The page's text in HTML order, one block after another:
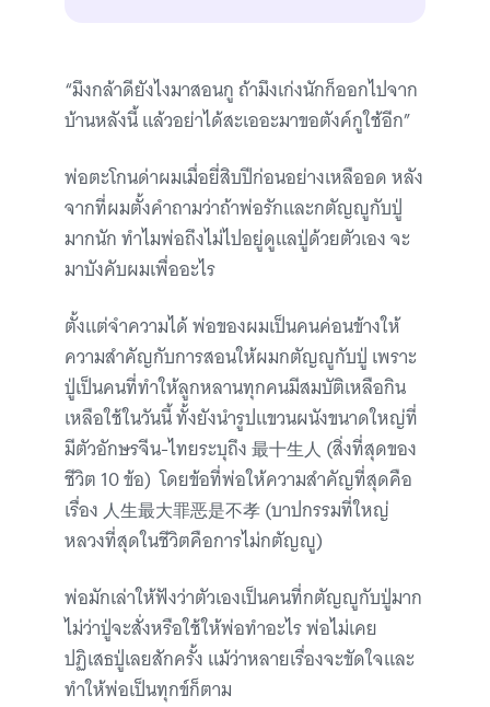
“มึงกล้าดียังไงมาสอนกู ถ้ามึงเก่งนักก็ออกไปจาก
บ้านหลังนี้ แล้วอย่าได้สะเออะมาขอตังค์กูใช้อีก”
พ่อตะโกนด่าผมเมื่อยี่สิบปีก่อนอย่างเหลืออด หลัง
จากที่ผมตั้งคำถามว่าถ้าพ่อรักและกตัญญูกับปู่
มากนัก ทำไมพ่อถึงไม่ไปอยู่ดูแลปู่ด้วยตัวเอง จะ
มาบังคับผมเพื่ออะไร
ตั้งแต่จำความได้ พ่อของผมเป็นคนค่อนข้างให้
ความสำคัญกับการสอนให้ผมกตัญญูกับปู่ เพราะ
ปู่เป็นคนที่ทำให้ลูกหลานทุกคนมีสมบัติเหลือกิน
เหลือใช้ในวันนี้ ทั้งยังนำรูปแขวนผนังขนาดใหญ่ที่
มีตัวอักษรจีน-ไทยระบุถึง 最十生人 (สิ่งที่สุดของ
ชีวิต 10 ข้อ) โดยข้อที่พ่อให้ความสำคัญที่สุดคือ
เรื่อง 人生最大罪恶是不孝 (บาปกรรมที่ใหญ่
หลวงที่สุดในชีวิตคือการไม่กตัญญู)
พ่อมักเล่าให้ฟังว่าตัวเองเป็นคนที่กตัญญูกับปู่มาก
ไม่ว่าปู่จะสั่งหรือใช้ให้พ่อทำอะไร พ่อไม่เคย
ปฏิเสธปู่เลยสักครั้ง แม้ว่าหลายเรื่องจะขัดใจและ
ทำให้พ่อเป็นทุกข์ก็ตาม